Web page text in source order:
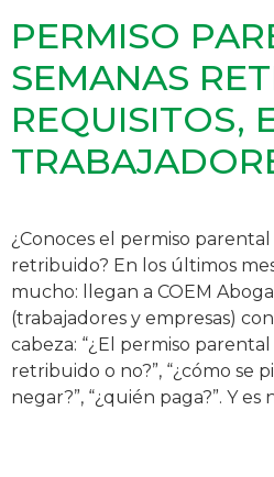
PERMISO
SEMANAS
REQUISITOS,
¿Conoces el permiso
retribuido? En los últimos
mucho: llegan a COEM
(trabajadores y empresas)
cabeza: “¿El permiso
retribuido o no?”, “¿cómo se
negar?”, “¿quién paga?”. Y